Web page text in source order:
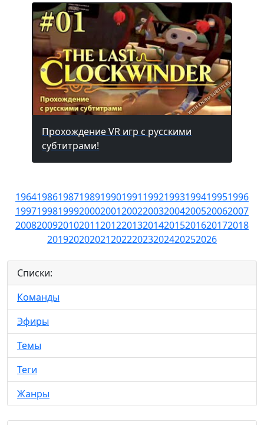
Прохождение VR игр с русскими
субтитрами!
19641986198719891990199119921993199419951996
19971998199920002001200220032004200520062007
20082009201020112012201320142015201620172018
20192020202120222023202420252026
Списки:
Команды
Эфиры
Темы
Теги
Жанры